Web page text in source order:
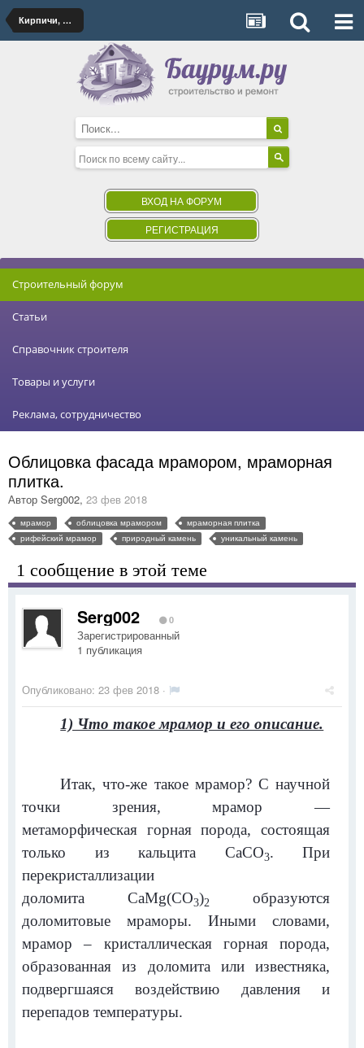
Кирпичи, пеноблоки, плиты
ВХОД НА ФОРУМ
РЕГИСТРАЦИЯ
Строительный форум
Статьи
Справочник строителя
Товары и услуги
Реклама, сотрудничество
Облицовка фасада мрамором, мраморная
плитка.
Автор Serg002, 23 фев 2018
мрамор облицовка мрамором
мраморная плитка
рифейский мрамор
природный камень уникальный камень
1 сообщение в этой теме
Serg002 0
Зарегистрированный
1 публикация
Опубликовано: 23 фев 2018 ·
1) Что такое мрамор и его описание.
Итак, что-же такое мрамор? С научной
точки зрения, мрамор —
метаморфическая горная порода, состоящая
только из кальцита CaCO3. При
перекристаллизации
доломита CaMg(CO3)2
образуются
доломитовые мраморы. Иными словами,
мрамор – кристаллическая горная порода,
образованная из доломита или известняка,
подвергшаяся воздействию давления и
перепадов температуры.